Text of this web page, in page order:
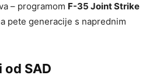
– programom F-35 Joint Strike
pete generacije s naprednim
SAD